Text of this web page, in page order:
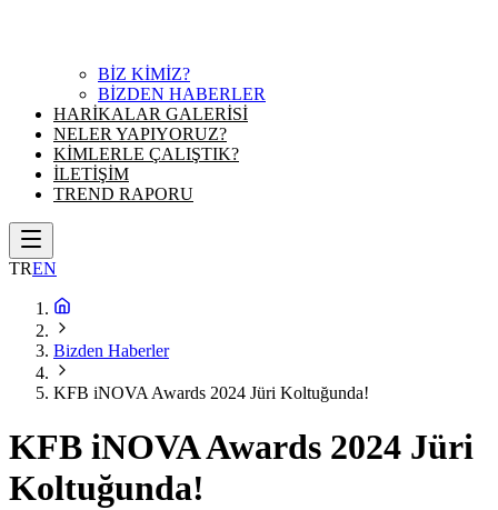
BİZ KİMİZ?
BİZDEN HABERLER
HARİKALAR GALERİSİ
NELER YAPIYORUZ?
KİMLERLE ÇALIŞTIK?
İLETİŞİM
TREND RAPORU
TREN
Bizden Haberler
KFB iNOVA Awards 2024 Jüri Koltuğunda!
KFB iNOVA Awards 2024 Jüri
Koltuğunda!